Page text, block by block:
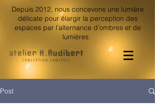
Depuis 2012, nous concevons une lumière
délicate pour élargir la perception des
espaces par l’alternance d’ombres et de
lumières.
Post